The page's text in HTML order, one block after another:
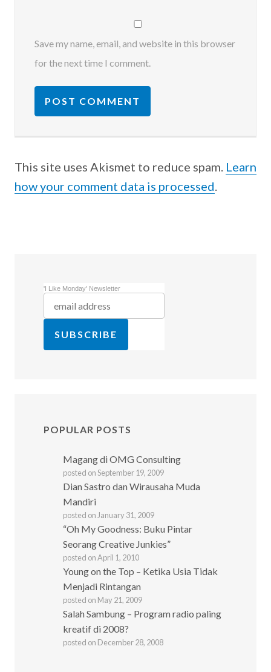
Save my name, email, and website in this browser
for the next time I comment.
This site uses Akismet to reduce spam. Learn
how your comment data is processed.
'I Like Monday' Newsletter
POPULAR POSTS
Magang di OMG Consulting
posted on September 19, 2009
Dian Sastro dan Wirausaha Muda
Mandiri
posted on January 31, 2009
“Oh My Goodness: Buku Pintar
Seorang Creative Junkies”
posted on April 1, 2010
Young on the Top – Ketika Usia Tidak
Menjadi Rintangan
posted on May 21, 2009
Salah Sambung – Program radio paling
kreatif di 2008?
posted on December 28, 2008